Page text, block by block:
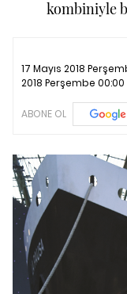
kombiniyle
17 Mayıs 2018
2018 Perşembe 00:00
ABONE OL